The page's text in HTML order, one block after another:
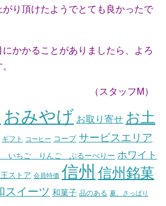
り頂けたようでとても良かったで
かることがありましたら、よろ
ッフM）
おみやげ お取り寄せ お土
ギフト コーヒー コープ サービスエリア
いちご りんご ぶるーべりー ホワイト
ストア 会員特価 信州 信州銘菓
スイーツ 和菓子 品のある 夏、さっぱり